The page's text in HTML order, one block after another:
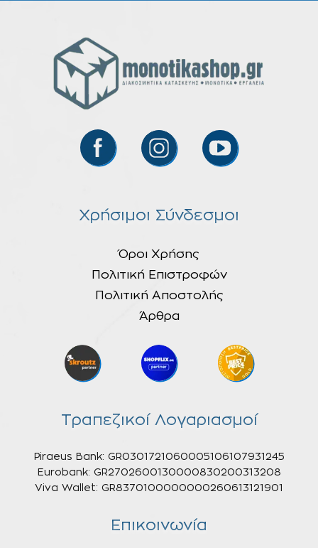
Χρήσιμοι Σύνδεσμοι
Όροι Χρήσης
Πολιτική Επιστροφών
Πολιτική Αποστολής
Άρθρα
Τραπεζικοί Λογαριασμοί
Piraeus Bank: GR0301721060005106107931245
Eurobank: GR2702600130000830200313208
Viva Wallet: GR8370100000000260613121901
Επικοινωνία